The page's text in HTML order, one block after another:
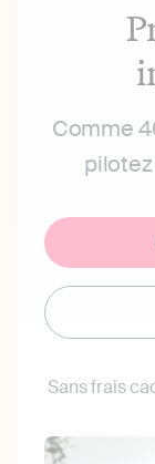
Comme
Sans frais